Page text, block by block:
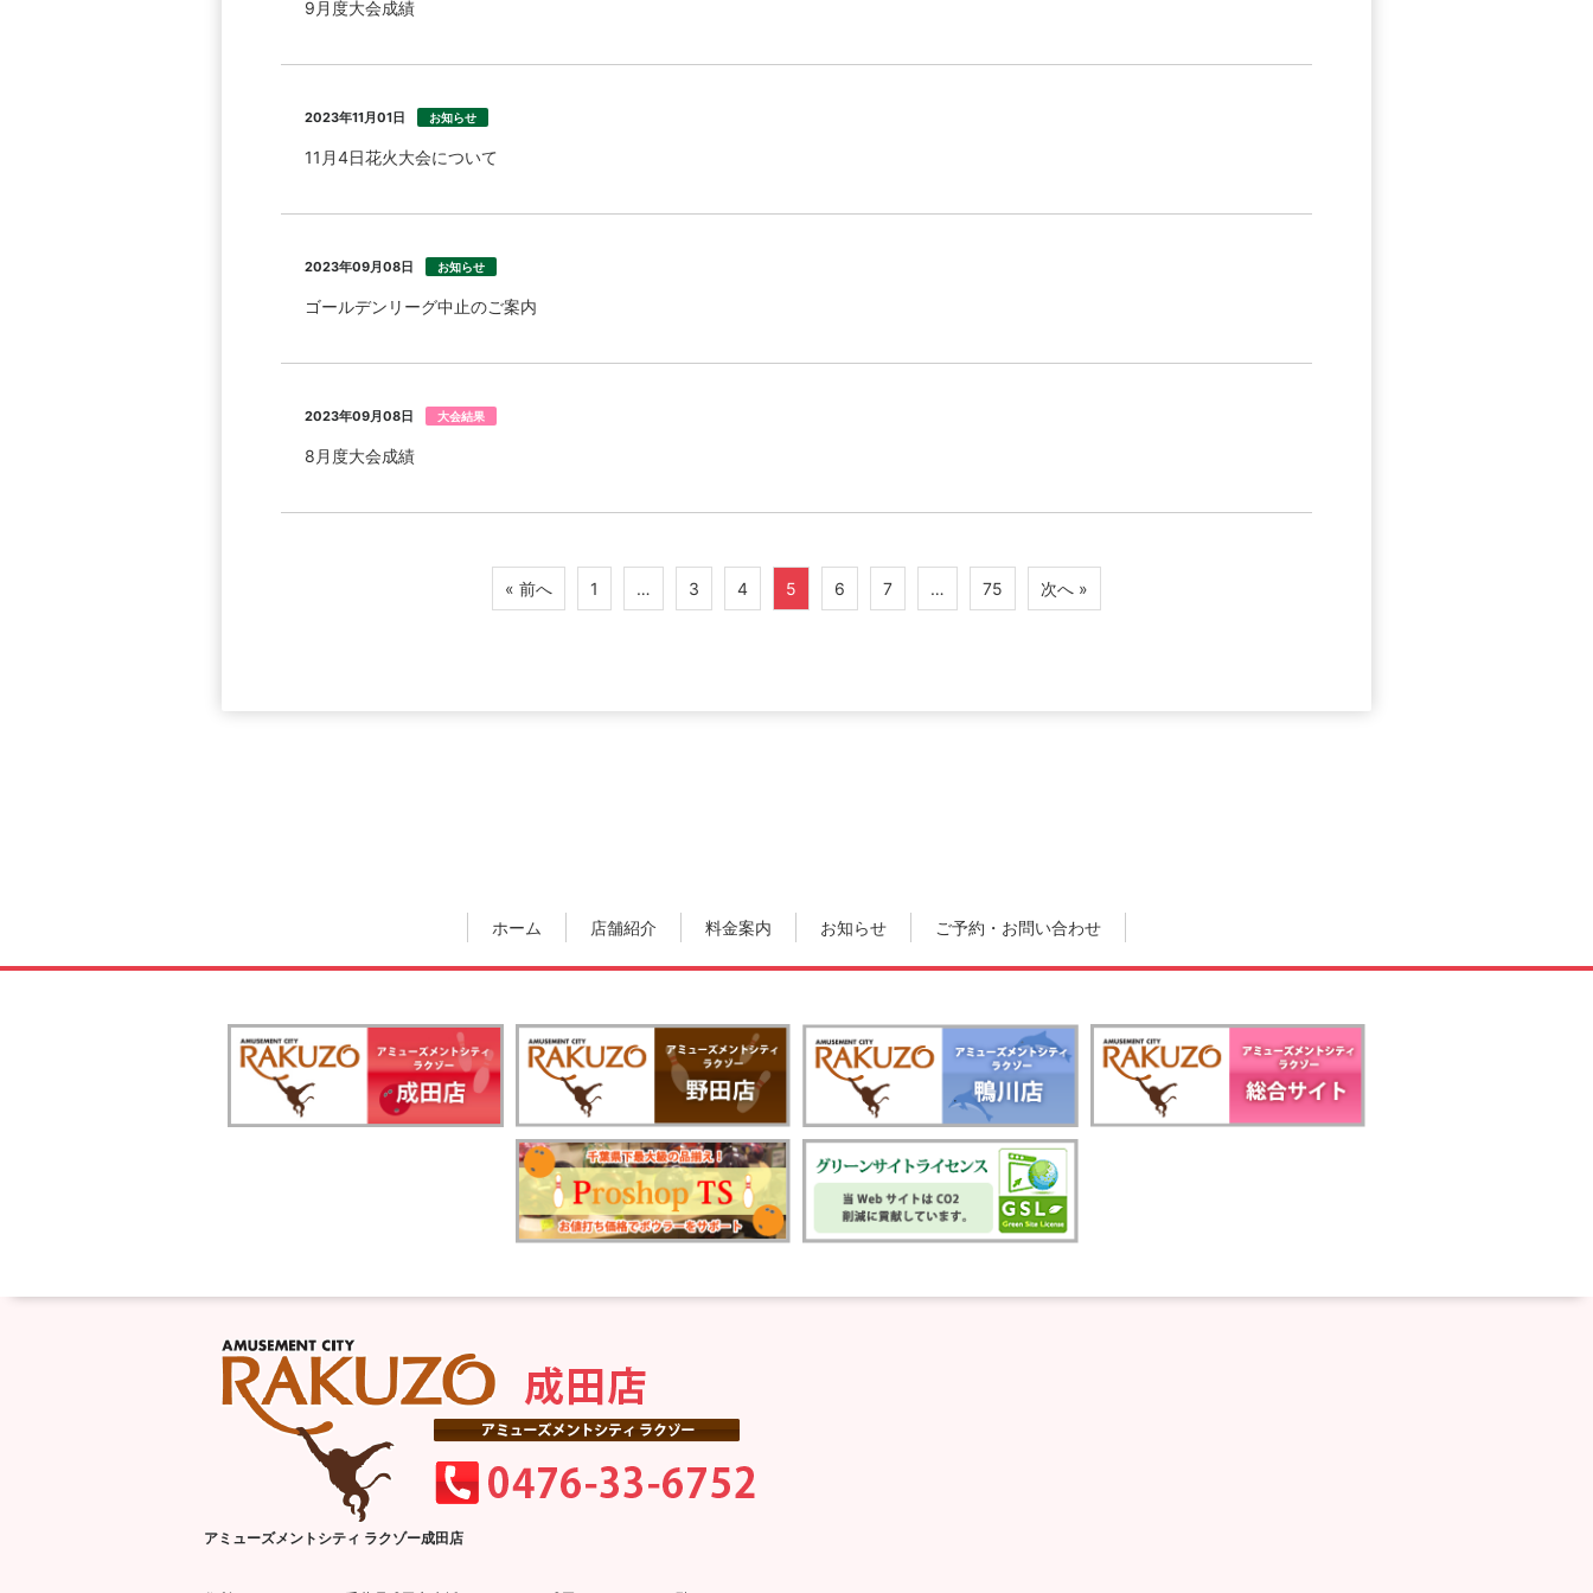
9月度大会成績
2023年11月01日 お知らせ
11月4日花火大会について
2023年09月08日 お知らせ
ゴールデンリーグ中止のご案内
2023年09月08日 大会結果
8月度大会成績
« 前へ 1 … 3 4 5 6 7 … 75 次へ »
ホーム 店舗紹介 料金案内 お知らせ ご予約・お問い合わせ
アミューズメントシティ ラクゾー成田店